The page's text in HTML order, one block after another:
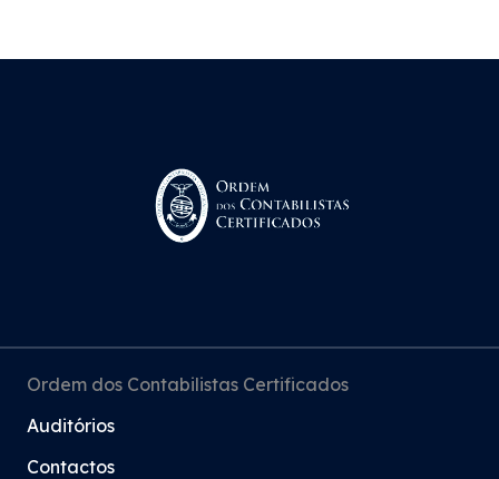
Ordem dos Contabilistas Certificados
Auditórios
Contactos